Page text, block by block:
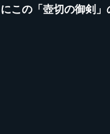
にこの「壺切の御剣」